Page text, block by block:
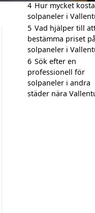
4 Hur mycket
solpaneler i
5 Vad hjälper till
bestämma priset på
solpaneler i
6 Sök efter en
professionell för
solpaneler i andra
städer nära